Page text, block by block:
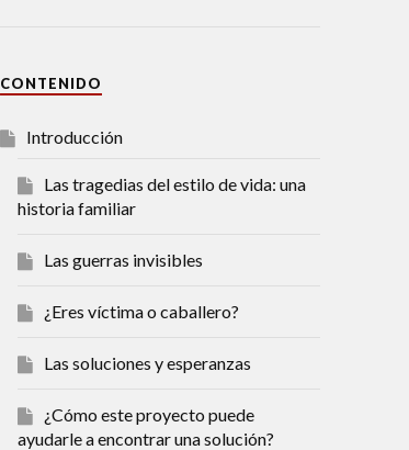
CONTENIDO
Introducción
Las tragedias del estilo de vida: una
historia familiar
Las guerras invisibles
¿Eres víctima o caballero?
Las soluciones y esperanzas
¿Cómo este proyecto puede
ayudarle a encontrar una solución?